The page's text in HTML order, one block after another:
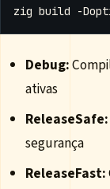
zig build -
Debug:
ativas
ReleaseSafe:
segurança
ReleaseFast: